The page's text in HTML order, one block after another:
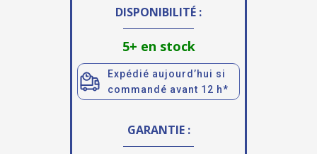
DISPONIBILITÉ :
5+ en stock
Expédié aujourd’hui si
commandé avant 12 h*
GARANTIE :